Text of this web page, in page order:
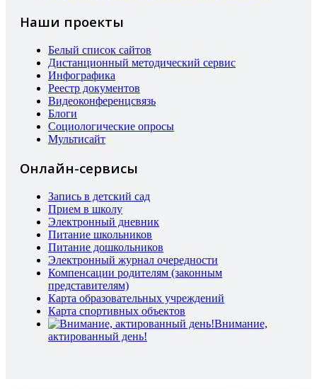
Наши проекты
Белый список сайтов
Дистанционный методический сервис
Инфографика
Реестр документов
Видеоконференцсвязь
Блоги
Социологические опросы
Мультисайт
Онлайн-сервисы
Запись в детский сад
Прием в школу
Электронный дневник
Питание школьников
Питание дошкольников
Электронный журнал очередности
Компенсации родителям (законным
представителям)
Карта образовательных учреждений
Карта спортивных объектов
Внимание,
актированный день!